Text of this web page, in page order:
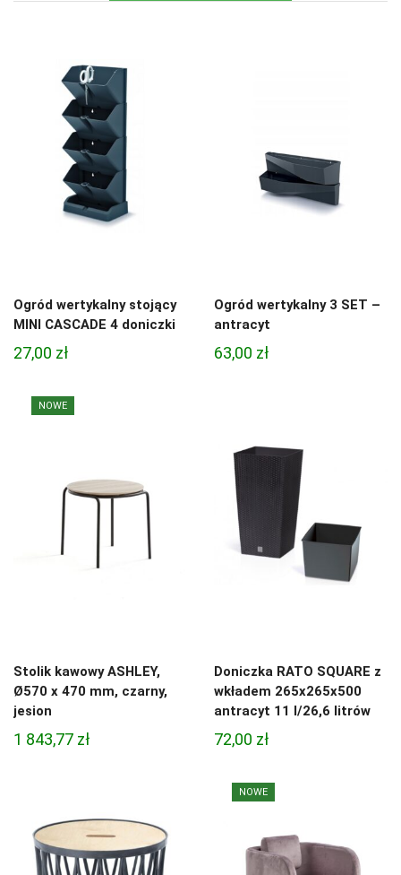
Ogród wertykalny stojący
MINI CASCADE 4 doniczki
27,00 zł
Ogród wertykalny 3 SET –
antracyt
63,00 zł
NOWE
Stolik kawowy ASHLEY,
Ø570 x 470 mm, czarny,
jesion
1 843,77 zł
Doniczka RATO SQUARE z
wkładem 265x265x500
antracyt 11 l/26,6 litrów
72,00 zł
NOWE